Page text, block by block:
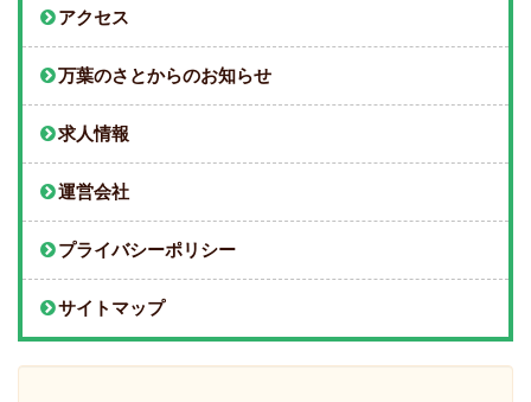
アクセス
万葉のさとからのお知らせ
求人情報
運営会社
プライバシーポリシー
サイトマップ